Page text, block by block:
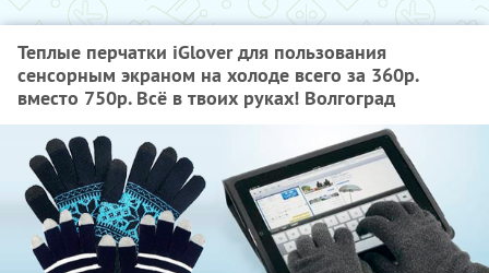
Теплые перчатки iGlover для пользования
сенсорным экраном на холоде всего за 360р.
вместо 750р. Всё в твоих руках! Волгоград